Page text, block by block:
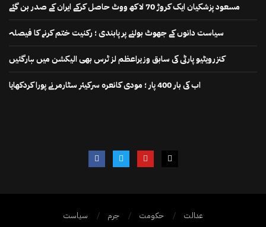
مسعود پزشکیان ایک کروڑ 70 لاکھ ووٹ حاصل کرکے ایران کے صدر بن گئے
سیاست دانوں کے جھوٹ بولنے پر پابندی ؛ رکنیت ختم کرنے کا فیصلہ
کنزرویٹیو پارٹی کی سابق وزیراعظم لز ٹرس بھی الیکشن میں ہارگئیں
اب کی بار 400 پار ؛ مودی کانعرہ سرکیئر سٹارمر نے پورا کردکھایا
سیاست جرم حکومت عدالت